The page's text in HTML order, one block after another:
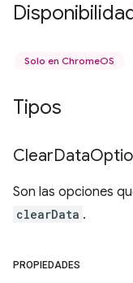
Solo en ChromeOS
Tipos
ClearData
Son las opciones
clearData .
PROPIEDADES